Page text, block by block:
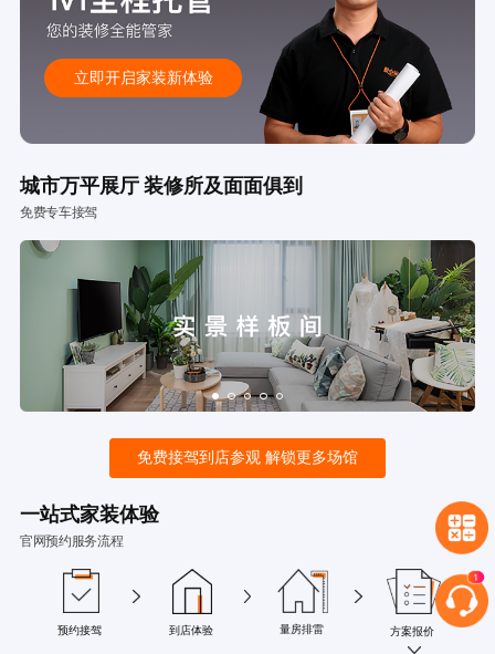
立即开启家装新体验
城市万平展厅 装修所及面面俱到
免费专车接驾
免费接驾到店参观 解锁更多场馆
一站式家装体验
官网预约服务流程
预约接驾 到店体验 量房排雷 方案报价